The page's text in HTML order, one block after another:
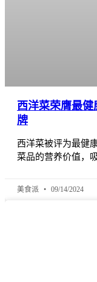
西洋菜荣膺最健
牌
西洋菜被评为最健
菜品的营养价值，
美食派 09/14/2024